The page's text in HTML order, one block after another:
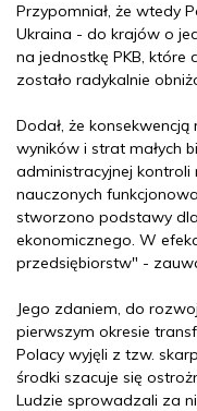
Przypomniał, że wtedy
Ukraina - do krajów o
na jednostkę PKB,
zostało radykalnie
Dodał, że
wyników i strat małych
administracyjnej kontroli
nauczonych
stworzono podstawy
ekonomicznego. W
przedsiębiorstw" -
Jego zdaniem, do
pierwszym okresie
Polacy wyjęli z tzw.
środki szacuje się
Ludzie sprowadzali za